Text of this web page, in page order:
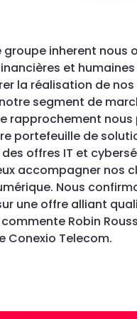
groupe inherent nous
et
la réalisation de
segment de
rapprochement nous
portefeuille de
offres IT et
accompagner nos
Nous
une offre alliant
Robin
Conexio Telecom.